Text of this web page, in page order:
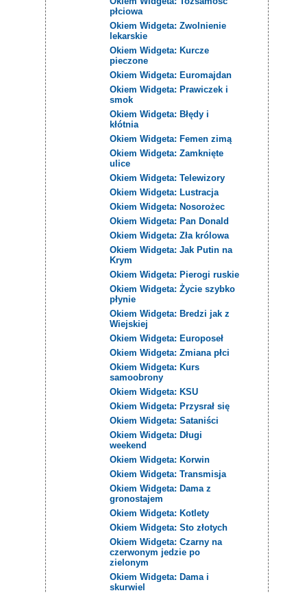
płciowa
Okiem Widgeta: Zwolnienie
lekarskie
Okiem Widgeta: Kurcze
pieczone
Okiem Widgeta: Euromajdan
Okiem Widgeta: Prawiczek i
smok
Okiem Widgeta: Błędy i
kłótnia
Okiem Widgeta: Femen zimą
Okiem Widgeta: Zamknięte
ulice
Okiem Widgeta: Telewizory
Okiem Widgeta: Lustracja
Okiem Widgeta: Nosorożec
Okiem Widgeta: Pan Donald
Okiem Widgeta: Zła królowa
Okiem Widgeta: Jak Putin na
Krym
Okiem Widgeta: Pierogi ruskie
Okiem Widgeta: Życie szybko
płynie
Okiem Widgeta: Bredzi jak z
Wiejskiej
Okiem Widgeta: Europoseł
Okiem Widgeta: Zmiana płci
Okiem Widgeta: Kurs
samoobrony
Okiem Widgeta: KSU
Okiem Widgeta: Przysrał się
Okiem Widgeta: Sataniści
Okiem Widgeta: Długi
weekend
Okiem Widgeta: Korwin
Okiem Widgeta: Transmisja
Okiem Widgeta: Dama z
gronostajem
Okiem Widgeta: Kotlety
Okiem Widgeta: Sto złotych
Okiem Widgeta: Czarny na
czerwonym jedzie po
zielonym
Okiem Widgeta: Dama i
skurwiel